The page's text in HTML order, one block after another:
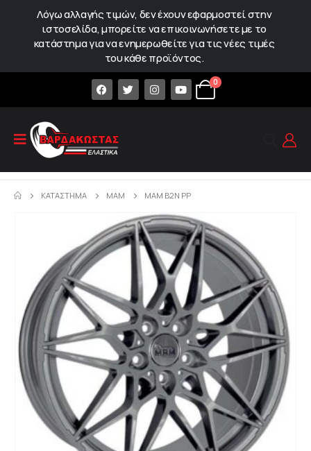
Λόγω αλλαγής τιμών, δεν έχουν εφαρμοστεί στην
ιστοσελίδα, μπορείτε να επικοινωνήσετε με το
κατάστημα για να ενημερωθείτε για τις νέες τιμές
του κάθε προϊόντος.
0
ΚΑΤΆΣΤΗΜΑ MAM MAM B2N PP